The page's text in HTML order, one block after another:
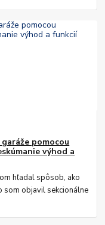
pomocou
výhod a
hľadal spôsob, ako
som objavil sekcionálne